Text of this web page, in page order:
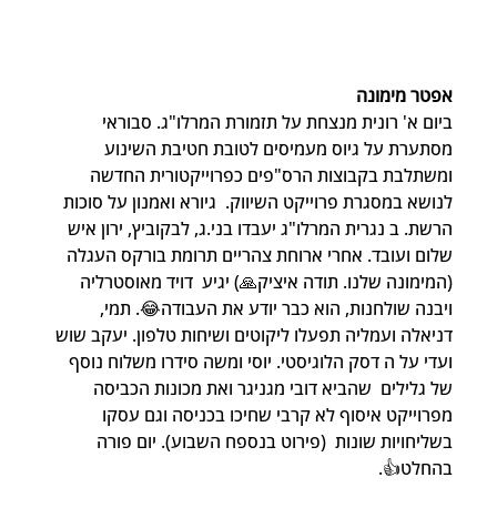
אפטר מימונה
ביום א' רונית מנצחת על תזמורת המרלו"ג. סבוראי
מסתערת על גיוס מעמיסים לטובת חטיבת השינוע
ומשתלבת בקבוצות הרס"פים כפרוייקטורית החדשה
לנושא במסגרת פרוייקט השיווק.  גיורא ואמנון על סוכות
הרשת. ב נגרית המרלו"ג יעבדו בני.ג, לבקוביץ, ירון איש
שלום ועובד. אחרי ארוחת צהריים תרומת בורקס העגלה
(המימונה שלנו. תודה איציק🙏) יגיע  דויד מאוסטרליה
ויבנה שולחנות, הוא כבר יודע את העבודה😂. תמי,
דניאלה ועמליה תפעלו ליקוטים ושיחות טלפון. יעקב שוש
ועדי על ה דסק הלוגיסטי. יוסי ומשה סידרו משלוח נוסף
של גלילים  שהביא דובי מגניגר ואת מכונות הכביסה
מפרוייקט איסוף לא קרבי שחיכו בכניסה וגם עסקו
בשליחויות שונות  (פירוט בנספח השבוע). יום פורה
בהחלט👍.